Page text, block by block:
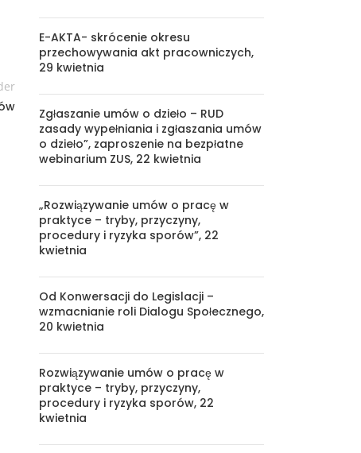
E-AKTA- skrócenie okresu
przechowywania akt pracowniczych,
29 kwietnia
Zgłaszanie umów o dzieło – RUD
zasady wypełniania i zgłaszania umów
o dzieło”, zaproszenie na bezpłatne
webinarium ZUS, 22 kwietnia
„Rozwiązywanie umów o pracę w
praktyce – tryby, przyczyny,
procedury i ryzyka sporów”, 22
kwietnia
Od Konwersacji do Legislacji –
wzmacnianie roli Dialogu Społecznego,
20 kwietnia
Rozwiązywanie umów o pracę w
praktyce – tryby, przyczyny,
procedury i ryzyka sporów, 22
kwietnia